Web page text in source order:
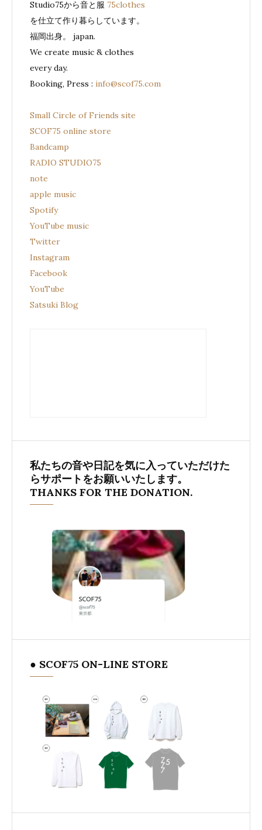
Studio75から音と服 75clothes
を仕立て作り暮らしています。
福岡出身。 japan.
We create music & clothes
every day.
Booking, Press : info@scof75.com
Small Circle of Friends site
SCOF75 online store
Bandcamp
RADIO STUDIO75
note
apple music
Spotify
YouTube music
Twitter
Instagram
Facebook
YouTube
Satsuki Blog
私たちの音や日記を気に入っていただけた
らサポートをお願いいたします。
THANKS FOR THE DONATION.
● SCOF75 ON-LINE STORE